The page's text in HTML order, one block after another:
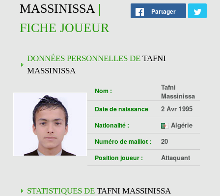
MASSINISSA|
FICHE JOUEUR
Partager
DONNÉES PERSONNELLES DE TAFNI
MASSINISSA
Nom :
Tafni
Massinissa
Date de naissance 2 Avr 1995
Nationalité : Algérie
Numéro de maillot : 20
Position joueur : Attaquant
STATISTIQUES DE TAFNI MASSINISSA